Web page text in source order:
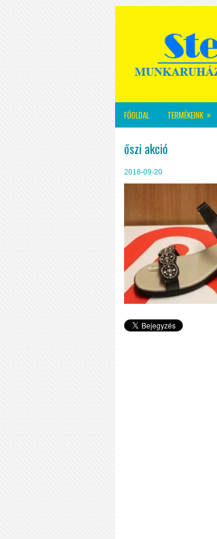
FŐOLDAL TERMÉKEINK »
őszi akció
2018-09-20